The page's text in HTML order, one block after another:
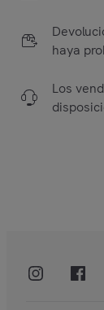
haya
Los